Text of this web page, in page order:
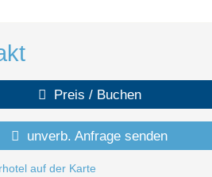
Preis / Buchen
unverb. Anfrage senden
auf der Karte